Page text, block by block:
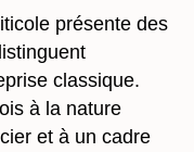
présente des
classique.
à la nature
et à un cadre